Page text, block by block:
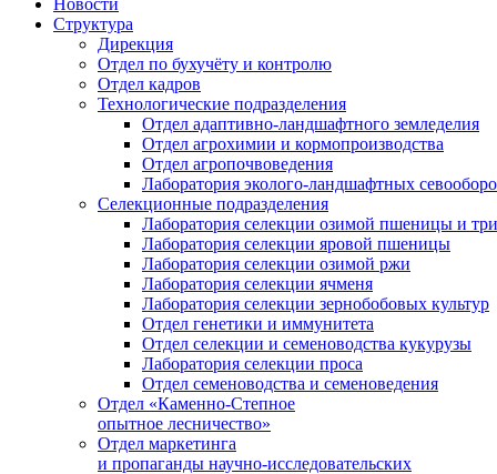
Новости
Структура
Дирекция
Отдел по бухучёту и контролю
Отдел кадров
Технологические подразделения
Отдел адаптивно-ландшафтного земледелия
Отдел агрохимии и кормопроизводства
Отдел агропочвоведения
Лаборатория эколого-ландшафтных
Селекционные подразделения
Лаборатория селекции озимой пшеницы и
Лаборатория селекции яровой пшеницы
Лаборатория селекции озимой ржи
Лаборатория селекции ячменя
Лаборатория селекции зернобобовых культур
Отдел генетики и иммунитета
Отдел селекции и семеноводства кукурузы
Лаборатория селекции проса
Отдел семеноводства и семеноведения
Отдел «Каменно-Степное
опытное лесничество»
Отдел маркетинга
и пропаганды научно-исследовательских